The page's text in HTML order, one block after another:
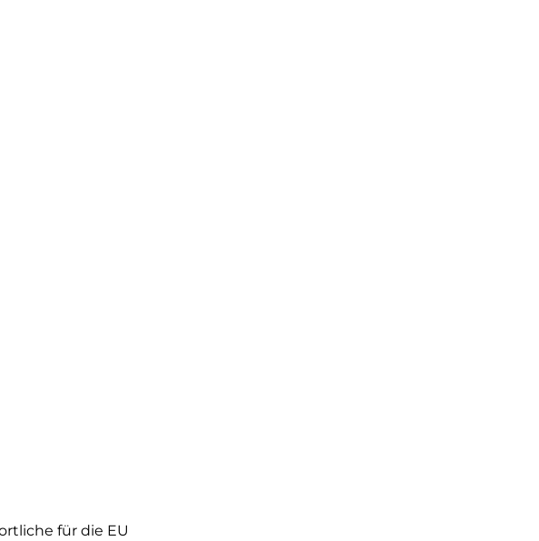
für die EU